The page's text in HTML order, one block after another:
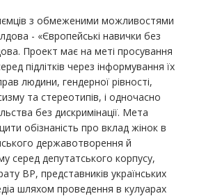
з обмеженими можливостями
- «Європейські навички без
Проект має на меті просування
підлітків через інформування їх
людини, гендерної рівності,
та стереотипів, і одночасно
без дискримінації. Мета
обізнаність про вклад жінок в
державотворення й
серед депутатського корпусу,
ВР, представників українських
шляхом проведення в кулуарах